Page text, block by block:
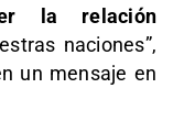
la relación
naciones”,
un mensaje en